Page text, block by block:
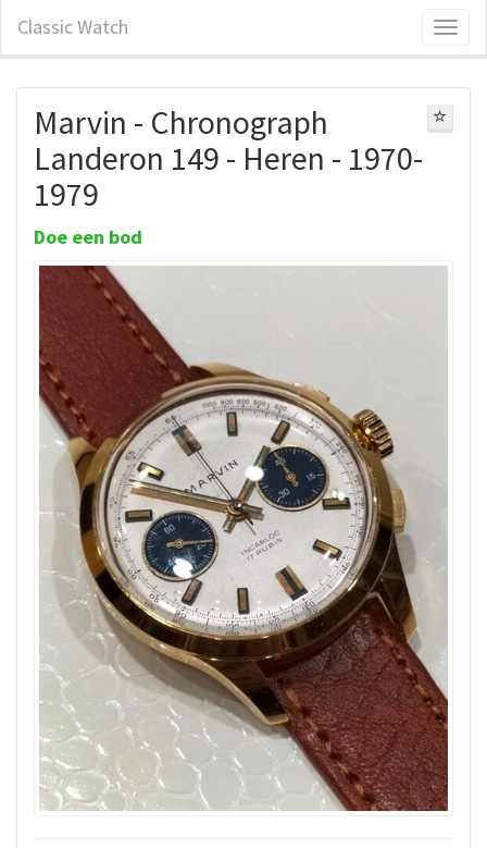
Classic Watch
Marvin - Chronograph
Landeron 149 - Heren - 1970-
1979
Doe een bod